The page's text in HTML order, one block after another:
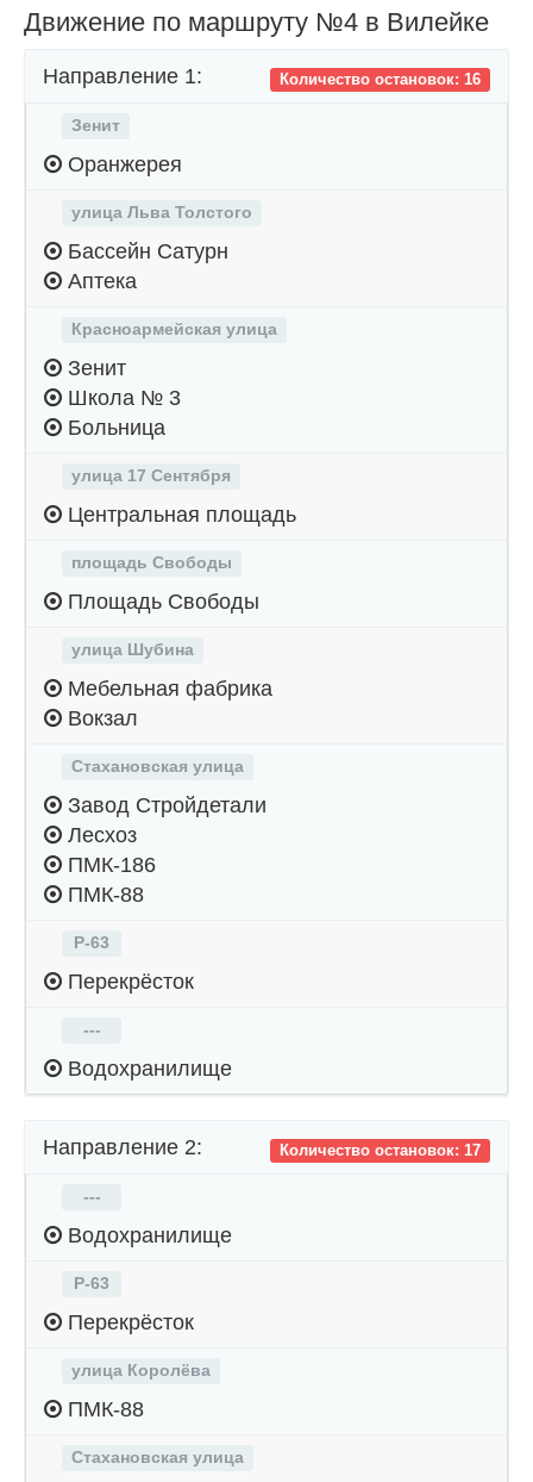
Движение по маршруту №4 в Вилейке
Количество остановок: 16
Направление 1:
Зенит
Оранжерея
улица Льва Толстого
Бассейн Сатурн
Аптека
Красноармейская улица
Зенит
Школа № 3
Больница
улица 17 Сентября
Центральная площадь
площадь Свободы
Площадь Свободы
улица Шубина
Мебельная фабрика
Вокзал
Стахановская улица
Завод Стройдетали
Лесхоз
ПМК-186
ПМК-88
Р-63
Перекрёсток
---
Водохранилище
Количество остановок: 17
Направление 2:
---
Водохранилище
Р-63
Перекрёсток
улица Королёва
ПМК-88
Стахановская улица